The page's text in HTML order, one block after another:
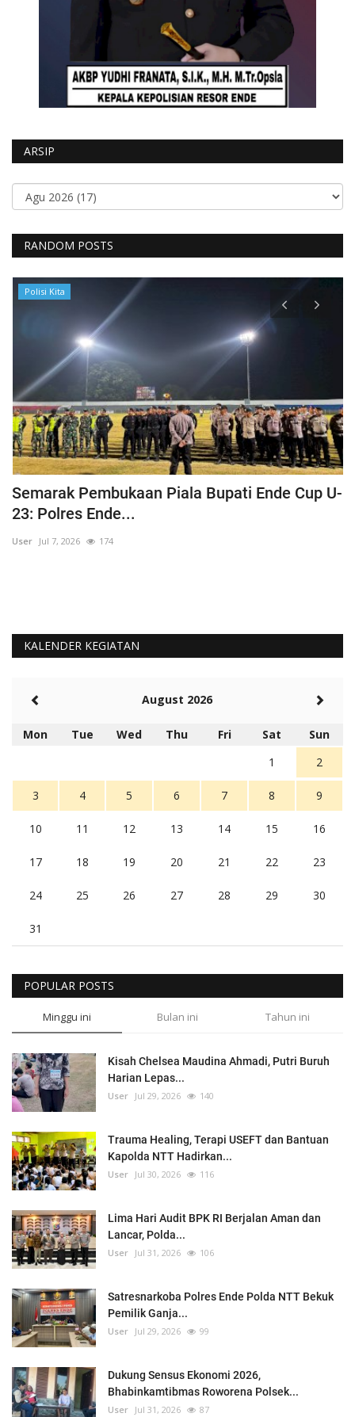
ARSIP
RANDOM POSTS
Polisi Kita
Semarak Pembukaan Piala Bupati Ende Cup U-
23: Polres Ende...
User Jul 7, 2026 174
KALENDER KEGIATAN
August 2026
Mon Tue Wed Thu Fri Sat
Sun
1
2
3 4 5 6 7 8 9
10 11 12 13 14 15 16
17 18 19 20 21 22 23
24 25 26 27 28 29 30
31
POPULAR POSTS
Minggu ini Bulan ini Tahun ini
Kisah Chelsea Maudina Ahmadi, Putri Buruh
Harian Lepas...
User Jul 29, 2026 140
Trauma Healing, Terapi USEFT dan Bantuan
Kapolda NTT Hadirkan...
User Jul 30, 2026 116
Lima Hari Audit BPK RI Berjalan Aman dan
Lancar, Polda...
User Jul 31, 2026 106
Satresnarkoba Polres Ende Polda NTT Bekuk
Pemilik Ganja...
User Jul 29, 2026 99
Dukung Sensus Ekonomi 2026,
Bhabinkamtibmas Roworena Polsek...
User Jul 31, 2026 87